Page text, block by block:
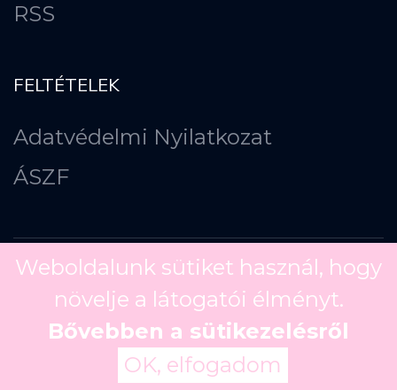
RSS
FELTÉTELEK
Adatvédelmi Nyilatkozat
ÁSZF
Copyright © 2026
Weboldalunk sütiket használ, hogy
növelje a látogatói élményt.
Bővebben a sütikezelésről
OK, elfogadom